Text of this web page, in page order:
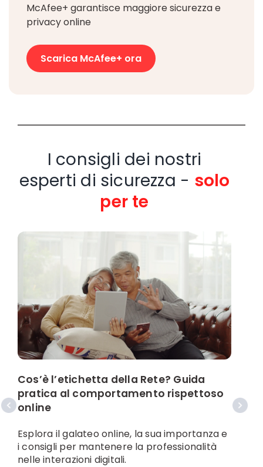
McAfee+ garantisce maggiore sicurezza e
privacy online
Scarica McAfee+ ora
I consigli dei nostri
esperti di sicurezza - solo
per te
Cos’è l’etichetta della Rete? Guida
pratica al comportamento rispettoso
online
Esplora il galateo online, la sua importanza e
i consigli per mantenere la professionalità
nelle interazioni digitali.